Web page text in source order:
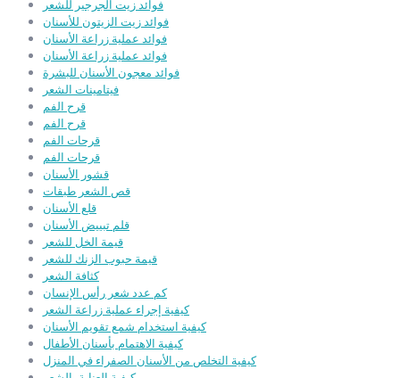
فوائد زيت الجرجير للشعر
فوائد زيت الزيتون للأسنان
فوائد عملية زراعة الأسنان
فوائد عملية زراعة الأسنان
فوائد معجون الأسنان للبشرة
فيتامينات الشعر
قرح الفم
قرح الفم
قرحات الفم
قرحات الفم
قشور الأسنان
قص الشعر طبقات
قلع الأسنان
قلم تبييض الأسنان
قيمة الخل للشعر
قيمة حبوب الزنك للشعر
كثافة الشعر
كم عدد شعر رأس الإنسان
كيفية إجراء عملية زراعة الشعر
كيفية استخدام شمع تقويم الأسنان
كيفية الاهتمام بأسنان الأطفال
كيفية التخلص من الأسنان الصفراء في المنزل